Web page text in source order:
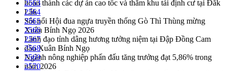
hoàn thành các dự án cao tốc và thăm khu tái định cư tại Đắk
Lắk
Sôi nổi Hội đua ngựa truyền thống Gò Thì Thùng mừng
Xuân Bính Ngọ 2026
Lãnh đạo tỉnh dâng hương tưởng niệm tại Đập Đồng Cam
đầu Xuân Bính Ngọ
Ngành nông nghiệp phấn đấu tăng trưởng đạt 5,86% trong
năm 2026
2563
2564
2565
2566
2567
2568
2569
2570